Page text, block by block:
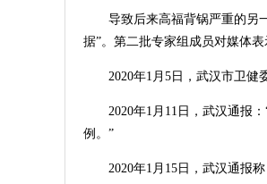
导致后来高福背锅严重的另
据”。第二批专家组成员对媒体
2020年1月5日，武汉市卫健
2020年1月11日，武汉通报
例。”
2020年1月15日，武汉通报